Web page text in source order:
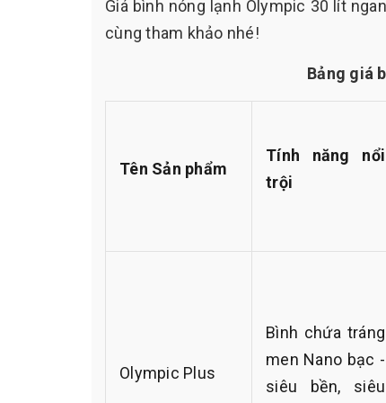
Giá bình nóng lạnh Olympic 30 lít
cùng tham khảo nhé!
Bảng giá
Tên Sản phẩm
Tính năng nổi
trội
Olympic Plus
Bình chứa tráng
men Nano bạc -
siêu bền, siêu